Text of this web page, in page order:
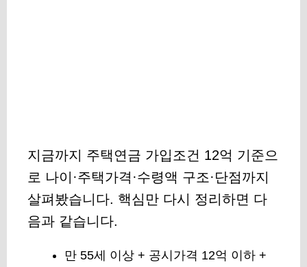
지금까지 주택연금 가입조건 12억 기준으
로 나이·주택가격·수령액 구조·단점까지
살펴봤습니다. 핵심만 다시 정리하면 다
음과 같습니다.
만 55세 이상 + 공시가격 12억 이하 +